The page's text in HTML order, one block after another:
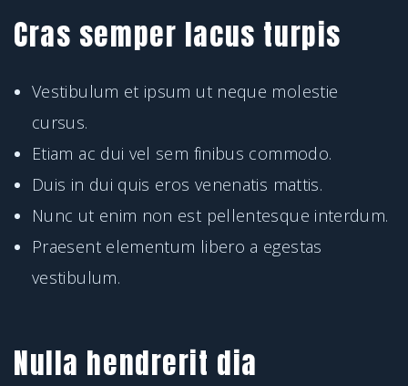
Cras semper lacus turpis
Vestibulum et ipsum ut neque molestie
cursus.
Etiam ac dui vel sem finibus commodo.
Duis in dui quis eros venenatis mattis.
Nunc ut enim non est pellentesque interdum.
Praesent elementum libero a egestas
vestibulum.
Nulla hendrerit dia